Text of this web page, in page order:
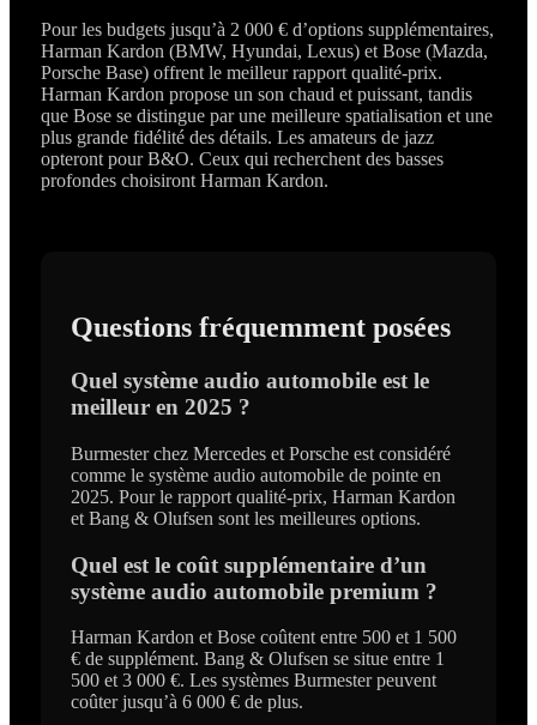
Pour les budgets jusqu’à 2 000 € d’options supplémentaires,
Harman Kardon (BMW, Hyundai, Lexus) et Bose (Mazda,
Porsche Base) offrent le meilleur rapport qualité-prix.
Harman Kardon propose un son chaud et puissant, tandis
que Bose se distingue par une meilleure spatialisation et une
plus grande fidélité des détails. Les amateurs de jazz
opteront pour B&O. Ceux qui recherchent des basses
profondes choisiront Harman Kardon.
Questions fréquemment posées
Quel système audio automobile est le
meilleur en 2025 ?
Burmester chez Mercedes et Porsche est considéré
comme le système audio automobile de pointe en
2025. Pour le rapport qualité-prix, Harman Kardon
et Bang & Olufsen sont les meilleures options.
Quel est le coût supplémentaire d’un
système audio automobile premium ?
Harman Kardon et Bose coûtent entre 500 et 1 500
€ de supplément. Bang & Olufsen se situe entre 1
500 et 3 000 €. Les systèmes Burmester peuvent
coûter jusqu’à 6 000 € de plus.